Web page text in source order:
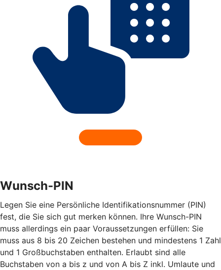
Wunsch-PIN
Legen Sie eine Persönliche Identifikationsnummer (PIN)
fest, die Sie sich gut merken können. Ihre Wunsch-PIN
muss allerdings ein paar Voraussetzungen erfüllen: Sie
muss aus 8 bis 20 Zeichen bestehen und mindestens 1 Zahl
und 1 Großbuchstaben enthalten. Erlaubt sind alle
Buchstaben von a bis z und von A bis Z inkl. Umlaute und